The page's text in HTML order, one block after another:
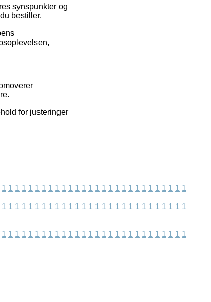
synspunkter og
bestiller.
for justeringer
1 1 1 1 1 1 1 1 1 1 1 1 1 1 1 1 1 1 1 1 1 1 1 1 1 1 1 1
1 1 1 1 1 1 1 1 1 1 1 1 1 1 1 1 1 1 1 1 1 1 1 1 1 1 1 1
1 1 1 1 1 1 1 1 1 1 1 1 1 1 1 1 1 1 1 1 1 1 1 1 1 1 1 1